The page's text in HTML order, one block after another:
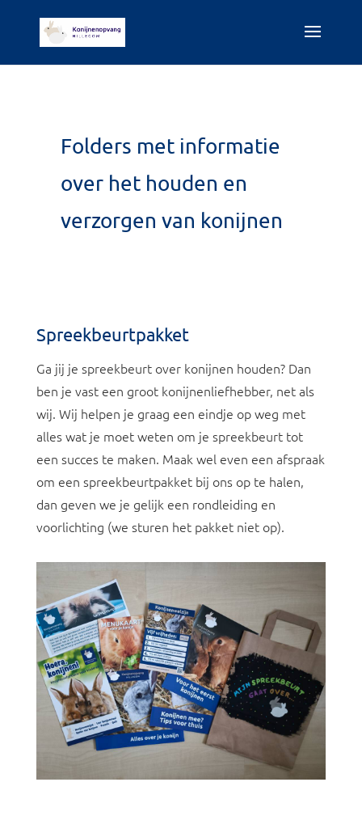
Folders met informatie
over het houden en
verzorgen van konijnen
Spreekbeurtpakket
Ga jij je spreekbeurt over konijnen houden? Dan
ben je vast een groot konijnenliefhebber, net als
wij. Wij helpen je graag een eindje op weg met
alles wat je moet weten om je spreekbeurt tot
een succes te maken. Maak wel even een afspraak
om een spreekbeurtpakket bij ons op te halen,
dan geven we je gelijk een rondleiding en
voorlichting (we sturen het pakket niet op).